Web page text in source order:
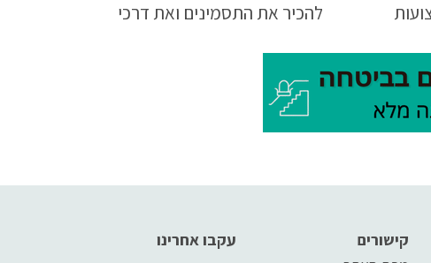
להכיר את התסמינים ואת דרכי
על אצבע הדק בכתבה שלפניכם.
אלה
הבעיות
למנות
עקבו אחרינו
קישורים